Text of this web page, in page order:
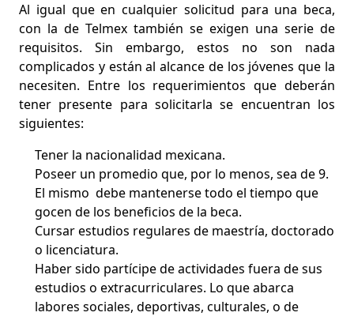
Al igual que en cualquier solicitud para una beca,
con la de Telmex también se exigen una serie de
requisitos. Sin embargo, estos no son nada
complicados y están al alcance de los jóvenes que la
necesiten. Entre los requerimientos que deberán
tener presente para solicitarla se encuentran los
siguientes:
Tener la nacionalidad mexicana.
Poseer un promedio que, por lo menos, sea de 9.
El mismo debe mantenerse todo el tiempo que
gocen de los beneficios de la beca.
Cursar estudios regulares de maestría, doctorado
o licenciatura.
Haber sido partícipe de actividades fuera de sus
estudios o extracurriculares. Lo que abarca
labores sociales, deportivas, culturales, o de